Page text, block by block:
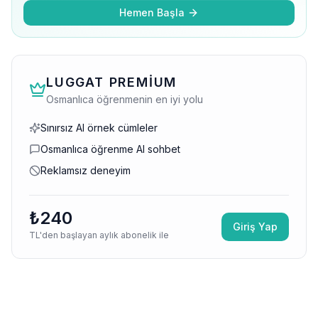
Hemen Başla
LUGGAT PREMIUM
Osmanlıca öğrenmenin en iyi yolu
Sınırsız AI örnek cümleler
Osmanlıca öğrenme AI sohbet
Reklamsız deneyim
₺240
TL'den başlayan aylık abonelik ile
Giriş Yap